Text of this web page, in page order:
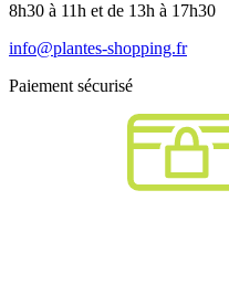
8h30 à 11h et de 13h à 17h30
info@plantes-shopping.fr
Paiement sécurisé